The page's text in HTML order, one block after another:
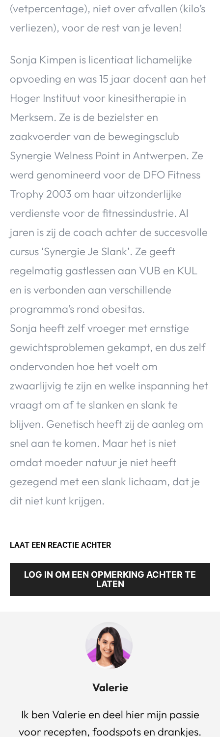
(vetpercentage), niet over afvallen (kilo’s
verliezen), voor de rest van je leven!
Sonja Kimpen is licentiaat lichamelijke
opvoeding en was 15 jaar docent aan het
Hoger Instituut voor kinesitherapie in
Merksem. Ze is de bezielster en
zaakvoerder van de bewegingsclub
Synergie Welness Point in Antwerpen. Ze
werd genomineerd voor de DFO Fitness
Trophy 2003 om haar uitzonderlijke
verdienste voor de fitnessindustrie. Al
jaren is zij de coach achter de succesvolle
cursus ‘Synergie Je Slank’. Ze geeft
regelmatig gastlessen aan VUB en KUL
en is verbonden aan verschillende
programma’s rond obesitas.
Sonja heeft zelf vroeger met ernstige
gewichtsproblemen gekampt, en dus zelf
ondervonden hoe het voelt om
zwaarlijvig te zijn en welke inspanning het
vraagt om af te slanken en slank te
blijven. Genetisch heeft zij de aanleg om
snel aan te komen. Maar het is niet
omdat moeder natuur je niet heeft
gezegend met een slank lichaam, dat je
dit niet kunt krijgen.
LAAT EEN REACTIE ACHTER
LOG IN OM EEN OPMERKING ACHTER TE
LATEN
Valerie
Ik ben Valerie en deel hier mijn passie
voor recepten, foodspots en drankjes.